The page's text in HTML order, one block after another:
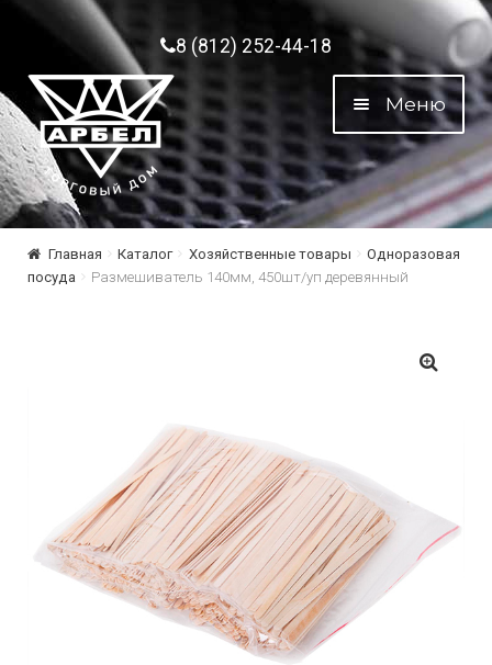
Перейти к навигации
Перейти к содержимому8 (812) 252-44-18
Меню
Главная Каталог Хозяйственные товары
Одноразовая
посуда
Размешиватель 140мм, 450шт/уп деревянный